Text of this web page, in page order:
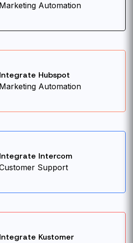
Marketing Automation
Integrate Hubspot
Marketing Automation
Integrate Intercom
Support
Integrate Kustomer